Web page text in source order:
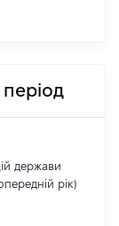
період
держави
рік)